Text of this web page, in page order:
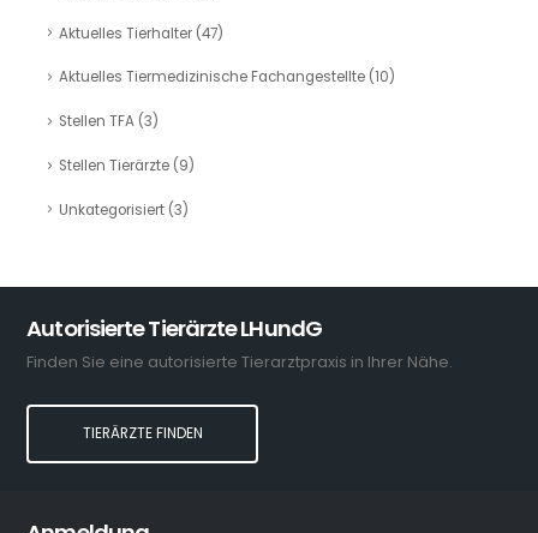
Aktuelles Tierhalter(47)
Aktuelles Tiermedizinische Fachangestellte(10)
Stellen TFA(3)
Stellen Tierärzte(9)
Unkategorisiert(3)
Autorisierte Tierärzte LHundG
Finden Sie eine autorisierte Tierarztpraxis in Ihrer Nähe.
TIERÄRZTE FINDEN